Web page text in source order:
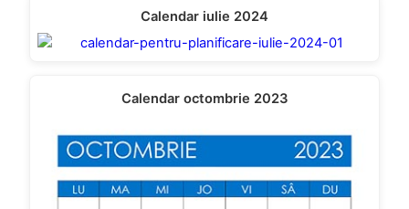
Calendar iulie 2024
Calendar octombrie 2023